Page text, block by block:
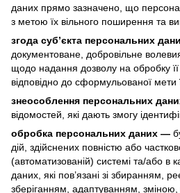
даних прямо зазначено, що
з метою їх вільного поширення та
згода суб’єкта персональних
документоване, добровільне
щодо надання дозволу на обробку
відповідно до сформульованої мети
знеособлення персональних
відомостей, які дають змогу
обробка персональних даних —
дій, здійснених повністю або
(автоматизованій) системі та/або в
даних, які пов’язані зі збиранням,
зберіганням, адаптуванням,